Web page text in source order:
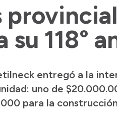
su 118°
entregó a la
uno de
para la